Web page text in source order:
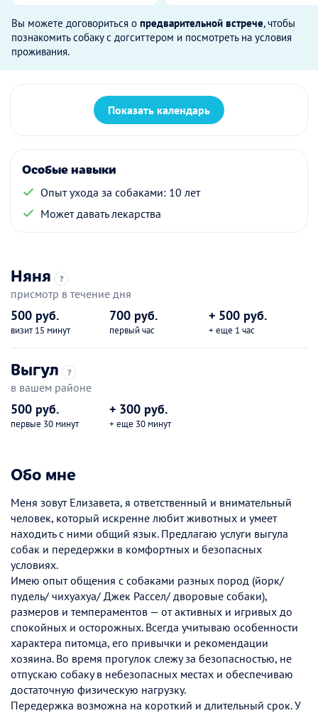
Вы можете договориться о предварительной встрече, чтобы
познакомить собаку с догситтером и посмотреть на условия
проживания.
Показать календарь
Особые навыки
Опыт ухода за собаками: 10 лет
Может давать лекарства
Няня ?
присмотр в течение дня
500 руб.
визит 15 минут
700 руб.
первый час
+ 500 руб.
+ еще 1 час
Выгул ?
в вашем районе
500 руб.
первые 30 минут
+ 300 руб.
+ еще 30 минут
Обо мне
Меня зовут Елизавета, я ответственный и внимательный
человек, который искренне любит животных и умеет
находить с ними общий язык. Предлагаю услуги выгула
собак и передержки в комфортных и безопасных
условиях.
Имею опыт общения с собаками разных пород (йорк/
пудель/ чихуахуа/ Джек Рассел/ дворовые собаки),
размеров и темпераментов — от активных и игривых до
спокойных и осторожных. Всегда учитываю особенности
характера питомца, его привычки и рекомендации
хозяина. Во время прогулок слежу за безопасностью, не
отпускаю собаку в небезопасных местах и обеспечиваю
достаточную физическую нагрузку.
Передержка возможна на короткий и длительный срок. У